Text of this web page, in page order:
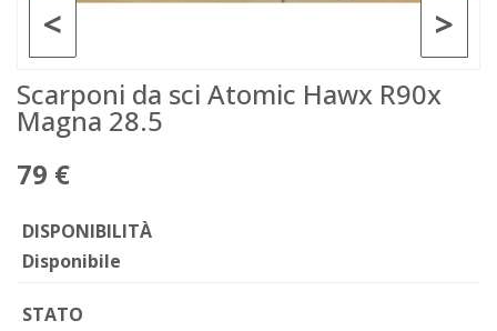
>
<
Scarponi da sci Atomic Hawx R90x
Magna 28.5
79 €
DISPONIBILITÀ
Disponibile
STATO